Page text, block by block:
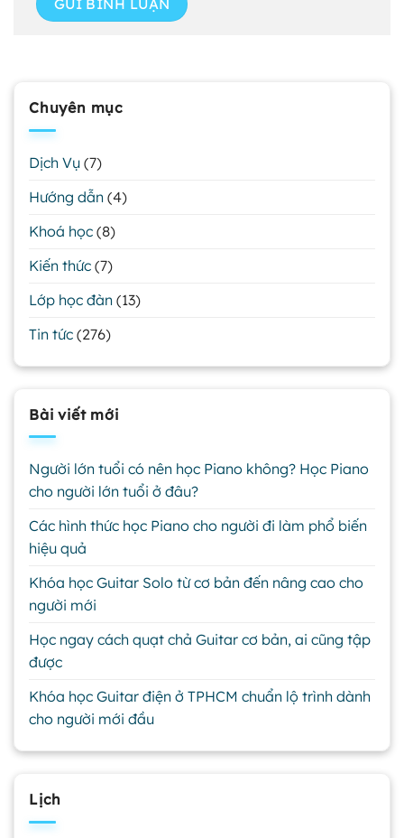
Chuyên mục
Dịch Vụ (7)
Hướng dẫn (4)
Khoá học (8)
Kiến thức (7)
Lớp học đàn (13)
Tin tức (276)
Bài viết mới
Người lớn tuổi có nên học Piano không? Học Piano
cho người lớn tuổi ở đâu?
Các hình thức học Piano cho người đi làm phổ biến
hiệu quả
Khóa học Guitar Solo từ cơ bản đến nâng cao cho
người mới
Học ngay cách quạt chả Guitar cơ bản, ai cũng tập
được
Khóa học Guitar điện ở TPHCM chuẩn lộ trình dành
cho người mới đầu
Lịch